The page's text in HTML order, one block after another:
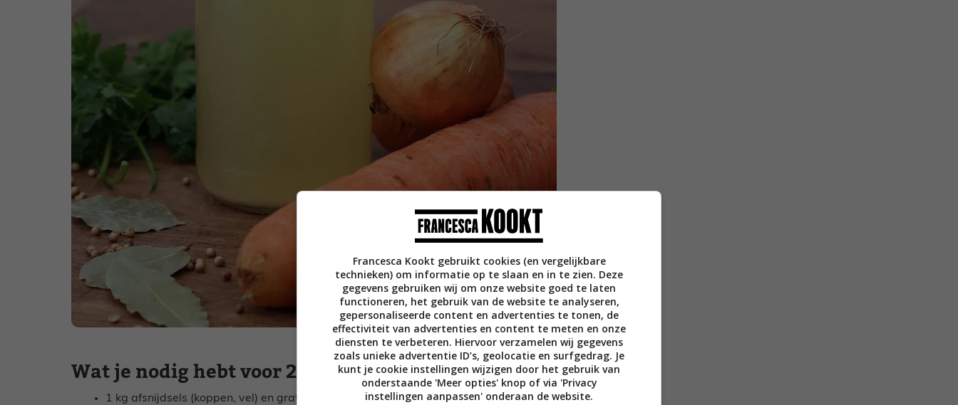
Wat je nodig hebt voor 2 liter bouillon
1 kg afsnijdsels (koppen, vel) en graten van witvis
Francesca Kookt gebruikt cookies (en vergelijkbare
technieken) om informatie op te slaan en in te zien. Deze
gegevens gebruiken wij om onze website goed te laten
functioneren, het gebruik van de website te analyseren,
gepersonaliseerde content en advertenties te tonen, de
effectiviteit van advertenties en content te meten en onze
diensten te verbeteren. Hiervoor verzamelen wij gegevens
zoals unieke advertentie ID’s, geolocatie en surfgedrag. Je
kunt je cookie instellingen wijzigen door het gebruik van
onderstaande 'Meer opties' knop of via 'Privacy
instellingen aanpassen' onderaan de website.